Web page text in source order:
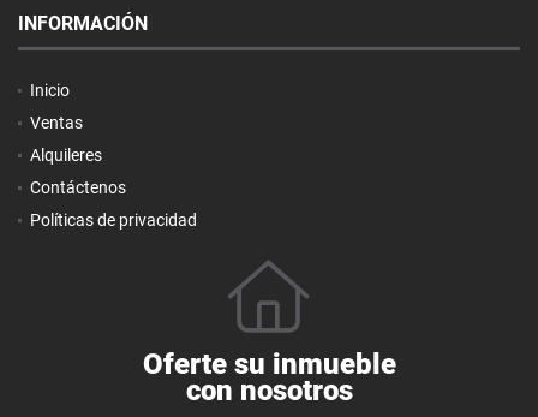
INFORMACIÓN
Inicio
Ventas
Alquileres
Contáctenos
Políticas de privacidad
Oferte su inmueble
con nosotros